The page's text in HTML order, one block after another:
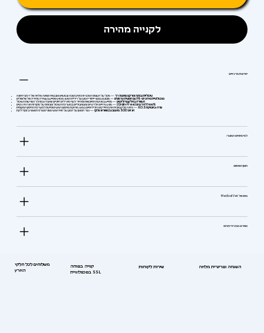
לקנייה מהירה
יתרונות מרכזיים:
עיכוליות גבוהה ומרקם פאטה רך — מקל על העומס המכני והכימי בקיבה ובמעיים ומבטיח ספיגה מלאה של רכיבי תזונה
טכנולוגיית Fit-aroma עם תמצית ערמונים
— פטנט בוטני ייחודי המגן על רירית המעי, מכווץ ומסייע בעצירה מהירה של שלשולים
העשרה באלקטרוליטים — מסייע במניעת התייבשות ומחזיר לגוף מינרלים חיוניים שאבדו במהלך הפרעות העיכול
100% ללא דגנים (Grain-Free)
— מונע גירויים אלרגניים ומטאבוליים במערכת העיכול ומבוסס על מקורות אנרגיה נקיים
פרה-ביוטיקת X.O.S
— מזינה סלקטיבית את החיידקים הידידותיים במעי, מחזקת מחסום המעי ומסייעת למערכת החיסון המקומית
אנזים SOD מהטבע (משורש מלון)
— נוגד חמצון על המגן על תאי המעי מפני סטרס חמצוני בזמן דלקת
למי מתאים המוצר:
אופן השימוש:
טיפ של Medical Vet
מפרט טכני ורכיבים:
משלוחים לכל חלקי
הארץ
קנייה בטוחה
בטכנולוגיית SSL
שירות לקוחות השגחה וטרינרית מלאה